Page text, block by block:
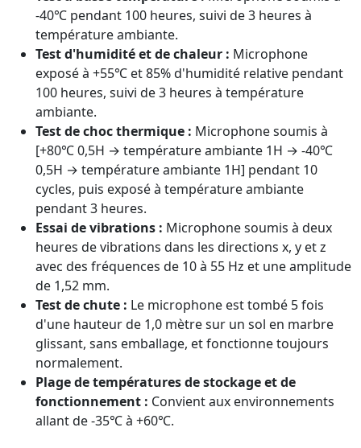
-40℃ pendant 100 heures, suivi de 3 heures à
température ambiante.
Test d'humidité et de chaleur : Microphone
exposé à +55℃ et 85% d'humidité relative pendant
100 heures, suivi de 3 heures à température
ambiante.
Test de choc thermique : Microphone soumis à
[+80℃ 0,5H → température ambiante 1H → -40℃
0,5H → température ambiante 1H] pendant 10
cycles, puis exposé à température ambiante
pendant 3 heures.
Essai de vibrations : Microphone soumis à deux
heures de vibrations dans les directions x, y et z
avec des fréquences de 10 à 55 Hz et une amplitude
de 1,52 mm.
Test de chute : Le microphone est tombé 5 fois
d'une hauteur de 1,0 mètre sur un sol en marbre
glissant, sans emballage, et fonctionne toujours
normalement.
Plage de températures de stockage et de
fonctionnement : Convient aux environnements
allant de -35℃ à +60℃.